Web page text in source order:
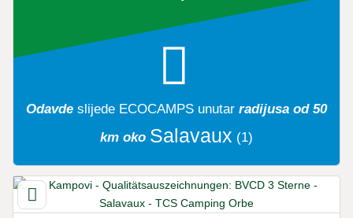
Odavde slijede ECOCAMPS unutar radijusa od 50
km oko Salavaux (1)